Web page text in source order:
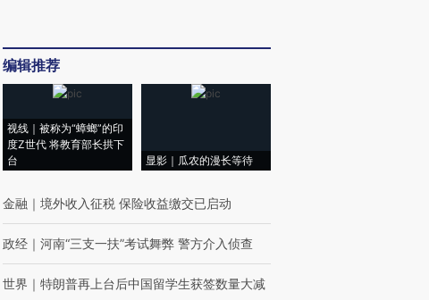
编辑推荐
视线｜被称为“蟑螂”的印
度Z世代 将教育部长拱下
台
显影｜瓜农的漫长等待
金融 ｜ 境外收入征税 保险收益缴交已启动
政经 ｜ 河南“三支一扶”考试舞弊 警方介入侦查
世界 ｜ 特朗普再上台后中国留学生获签数量大减